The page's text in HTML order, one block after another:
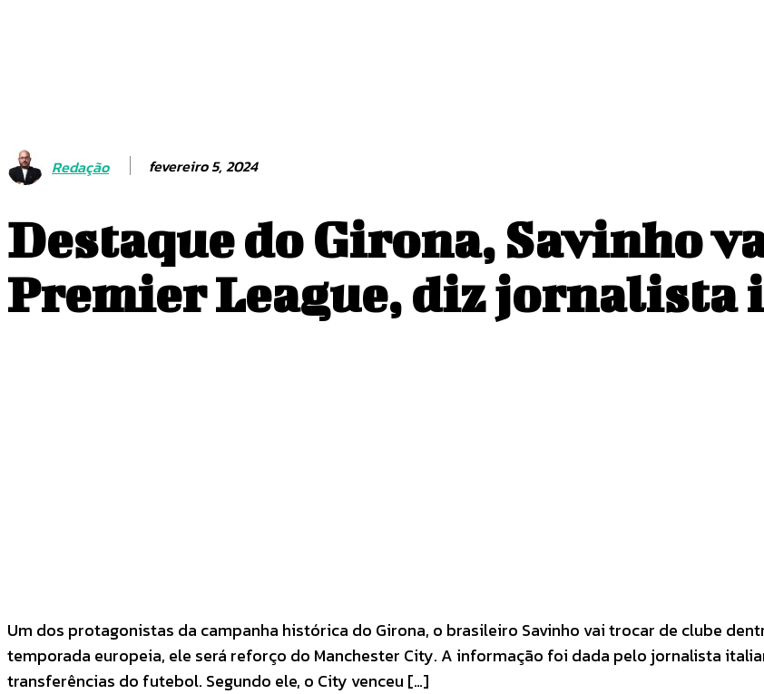
Redação fevereiro 5, 2024
Destaque do Girona, Savinho
Premier League, diz jornalista
Um dos protagonistas da campanha histórica do Girona, o brasileiro Savinho vai trocar de clube
temporada europeia, ele será reforço do Manchester City. A informação foi dada pelo jornalista
transferências do futebol. Segundo ele, o City venceu […]